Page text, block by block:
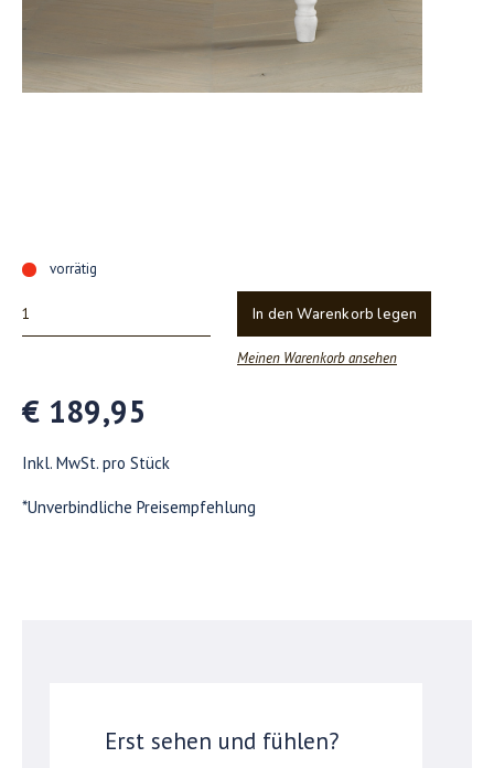
vorrätig
In den Warenkorb legen
Meinen Warenkorb ansehen
€ 189,95
Inkl. MwSt. pro Stück
*Unverbindliche Preisempfehlung
Erst sehen und fühlen?